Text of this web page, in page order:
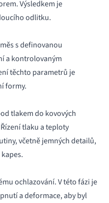
Výsledkem je
odlitku.
s definovanou
a kontrolovaným
těchto parametrů je
formy.
tlakem do kovových
tlaku a teploty
včetně jemných detailů,
ochlazování. V této fázi je
a deformace, aby byl